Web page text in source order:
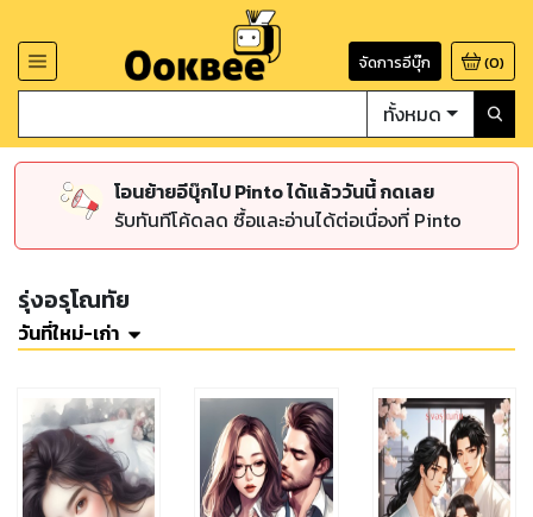
จัดการอีบุ๊ก (0)
ทั้งหมด
โอนย้ายอีบุ๊กไป Pinto ได้แล้ววันนี้ กดเลย
รับทันทีโค้ดลด ซื้อและอ่านได้ต่อเนื่องที่ Pinto
รุ่งอรุโณทัย
วันที่ใหม่-เก่า